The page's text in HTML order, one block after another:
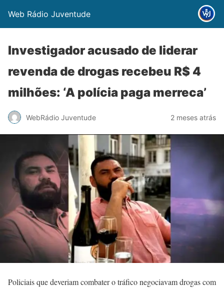
Web Rádio Juventude
Investigador acusado de liderar
revenda de drogas recebeu R$ 4
milhões: ‘A polícia paga merreca’
WebRádio Juventude 2 meses atrás
Policiais que deveriam combater o tráfico negociavam drogas com